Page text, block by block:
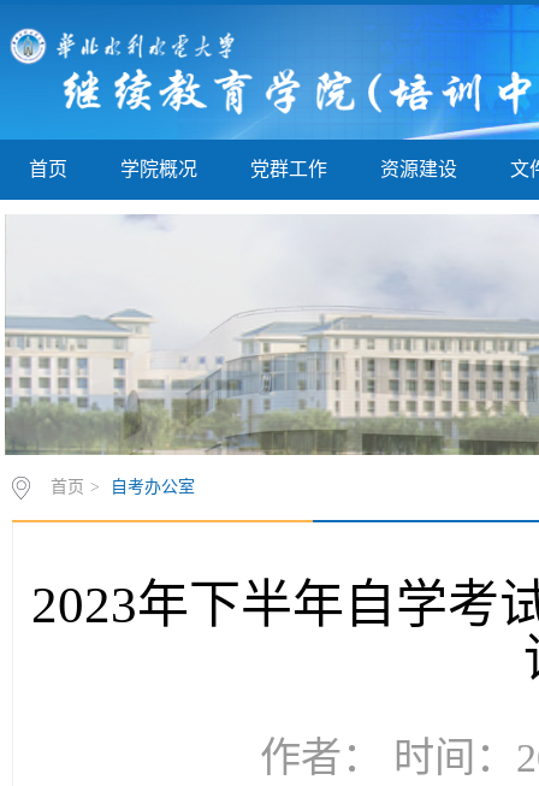
首页 学院概况 党群工作 资源建设 文
首页 > 自考办公室
2023年下半年自学考
作者： 时间：